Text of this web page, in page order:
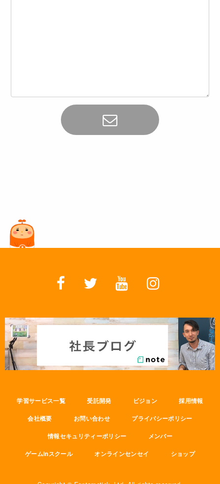
学習サービス一覧 受託開発 ビジョン
採用情報
会社概要
お問い合わせ
プライバシーポリシー
情報セキュリティーポリシー
メンバー
ゲームinスクール
オンラインセンセイ ショップ